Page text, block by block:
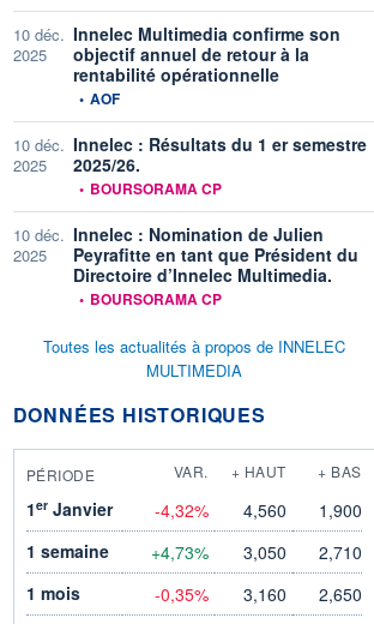
10 déc.
2025
Innelec Multimedia confirme son
objectif annuel de retour à la
rentabilité opérationnelle
information fournie par
• AOF
10 déc.
2025
Innelec : Résultats du 1 er semestre
2025/26.
information fournie par
• BOURSORAMA CP
10 déc.
2025
Innelec : Nomination de Julien
Peyrafitte en tant que Président du
Directoire d’Innelec Multimedia.
information fournie par
• BOURSORAMA CP
Toutes les actualités à propos de INNELEC
MULTIMEDIA
DONNÉES HISTORIQUES
PÉRIODE VAR. + HAUT + BAS
1erJanvier -4,32% 4,560
1,900
1 semaine
+4,73% 3,050
2,710
1 mois
-0,35% 3,160
2,650